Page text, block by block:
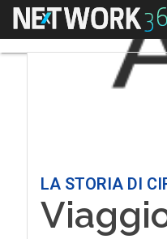
Menu
LA STORIA DI